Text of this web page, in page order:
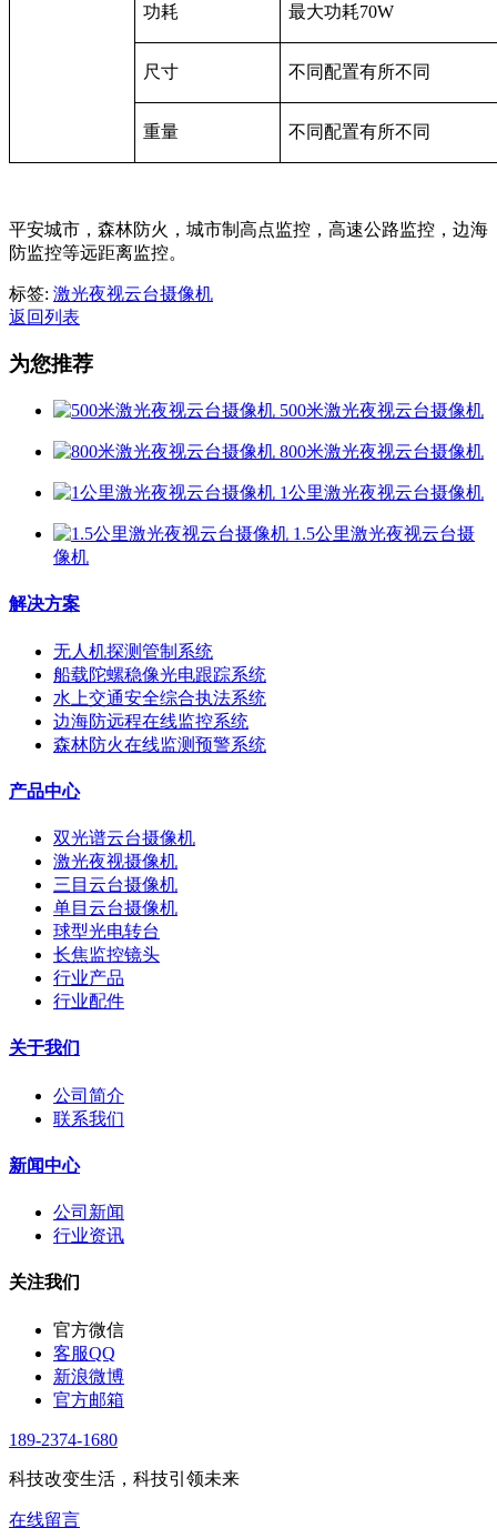
功耗 最大功耗70W
尺寸 不同配置有所不同
重量 不同配置有所不同
平安城市，森林防火，城市制高点监控，高速公路监控，边海
防监控等远距离监控。
标签: 激光夜视云台摄像机
返回列表
为您推荐
500米激光夜视云台摄像机
800米激光夜视云台摄像机
1公里激光夜视云台摄像机
1.5公里激光夜视云台摄
像机
解决方案
无人机探测管制系统
船载陀螺稳像光电跟踪系统
水上交通安全综合执法系统
边海防远程在线监控系统
森林防火在线监测预警系统
产品中心
双光谱云台摄像机
激光夜视摄像机
三目云台摄像机
单目云台摄像机
球型光电转台
长焦监控镜头
行业产品
行业配件
关于我们
公司简介
联系我们
新闻中心
公司新闻
行业资讯
关注我们
官方微信
客服QQ
新浪微博
官方邮箱
189-2374-1680
科技改变生活，科技引领未来
在线留言